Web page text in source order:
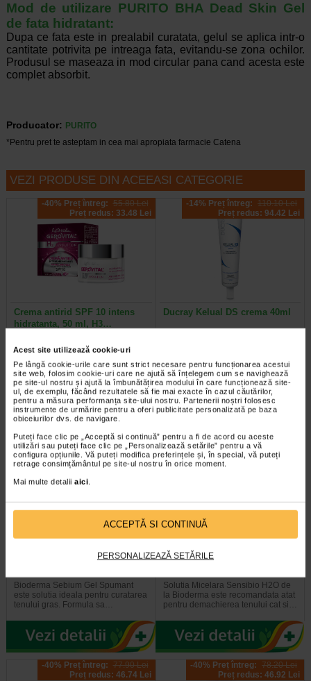
Acest site utilizează cookie-uri
Pe lângă cookie-urile care sunt strict necesare pentru funcționarea acestui
site web, folosim cookie-uri care ne ajută să înțelegem cum se navighează
pe site-ul nostru și ajută la îmbunătățirea modului în care funcționează site-
ul, de exemplu, făcând rezultatele să fie mai exacte în cazul căutărilor,
pentru a măsura performanța site-ului nostru. Partenerii noștri folosesc
instrumente de urmărire pentru a oferi publicitate personalizată pe baza
obiceiurilor dvs. de navigare.
Puteți face clic pe „Acceptă si continuă” pentru a fi de acord cu aceste
utilizări sau puteți face clic pe „Personalizează setările” pentru a vă
configura opțiunile. Vă puteți modifica preferințele și, în special, vă puteți
retrage consimțământul pe site-ul nostru în orice moment.
Mai multe detalii aici
ACCEPTĂ SI CONTINUĂ
PERSONALIZEAZĂ SETĂRILE
Mod de utilizare PURITO BHA Dead Skin Gel
de fata hidratant:
Dupa ce fata este in prealabil curatata, gelul se aplica intr-o
cantitate potrivita pe intreaga fata, evitandu-se zona ochilor.
Produsul se maseaza in mod circular pana cand acesta este
complet absorbit.
Producator:
PURITO
*Pentru pret te asteptam in cea mai apropiata farmacie Catena
VEZI PRODUSE DIN ACEEASI CATEGORIE
-40% Preț întreg: 55.80 Lei
Preț redus: 33.48 Lei
Crema antirid SPF 10 intens
hidratanta, 50 ml, H3…
Gerovital H3E Crema antirid FP10
hidrateaza intensiv pielea si
previne aparitia ridurilor, oferind…
-14% Preț întreg: 110.10 Lei
Preț redus: 94.42 Lei
Ducray Kelual DS crema 40ml
este o crema calmanta
recomandata pentru tratarea…
-30% Preț întreg: 129,30 Lei
Preț redus: 90.51 Lei
curatarea tenului gras X 500 ml
Bioderma Sebium Gel Spumant
este solutia ideala pentru curatarea
tenului gras. Formula sa…
-20% Preț întreg: 108.30 Lei
Preț redus: 86.64 Lei
Solutie Micelara X 500 ml
Solutia Micelara Sensibio H2O de
la Bioderma este recomandata atat
pentru demachierea tenului cat si…
-40% Preț întreg: 77.90 Lei
Preț redus: 46.74 Lei
-40% Preț întreg: 78.20 Lei
Preț redus: 46.92 Lei